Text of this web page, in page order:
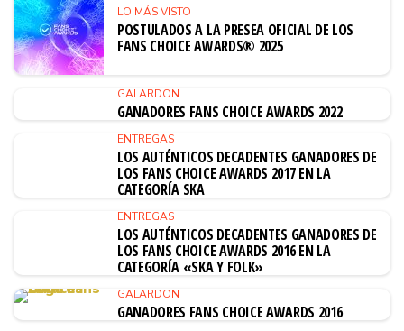
LO MÁS VISTO
POSTULADOS A LA PRESEA OFICIAL DE LOS
FANS CHOICE AWARDS® 2025
GALARDON
GANADORES FANS CHOICE AWARDS 2022
ENTREGAS
LOS AUTÉNTICOS DECADENTES GANADORES DE
LOS FANS CHOICE AWARDS 2017 EN LA
CATEGORÍA SKA
ENTREGAS
LOS AUTÉNTICOS DECADENTES GANADORES DE
LOS FANS CHOICE AWARDS 2016 EN LA
CATEGORÍA «SKA Y FOLK»
GALARDON
GANADORES FANS CHOICE AWARDS 2016